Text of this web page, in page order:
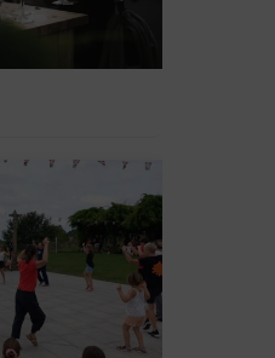
Artean’
en
sus fiestas
la romería
Larrañaga